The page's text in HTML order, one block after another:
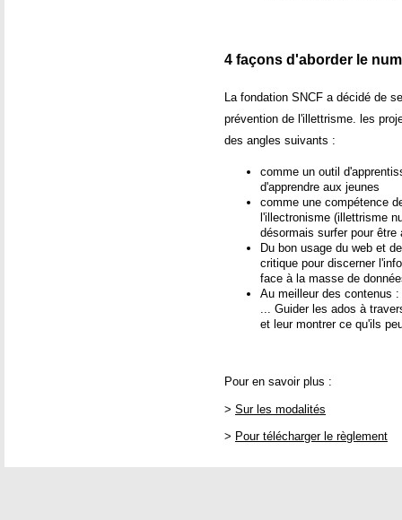
4 façons d'aborder le
La fondation SNCF a décidé de
prévention de l'illettrisme. les
des angles suivants :
comme un outil
d'apprendre aux jeunes
comme une compétence
l'illectronisme (illettrisme
désormais surfer pour
Du bon usage du web et
critique pour discerner
face à la masse de
Au meilleur des contenus
... Guider les ados à
et leur montrer ce qu'ils
Pour en savoir plus :
> Sur les modalités
> Pour télécharger le règlement